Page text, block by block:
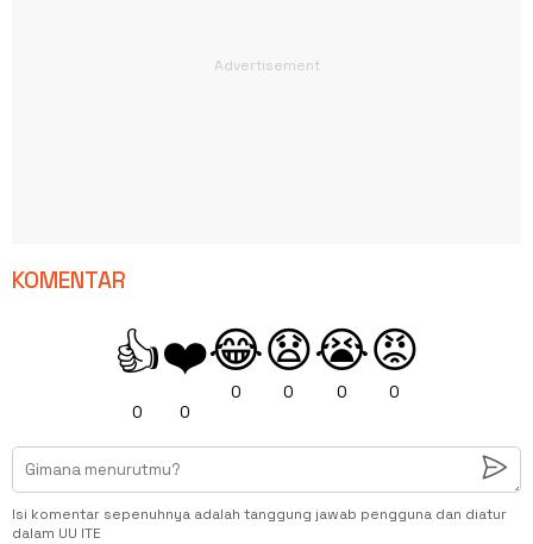
KOMENTAR
👍
0
❤️
0
😂
0
😧
0
😭
0
😡
0
Isi komentar sepenuhnya adalah tanggung jawab pengguna dan diatur
dalam UU ITE